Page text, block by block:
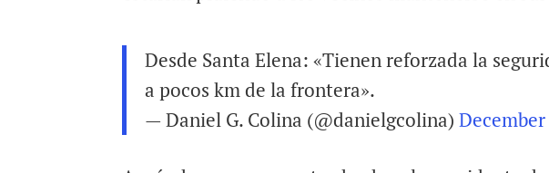
Desde Santa Elena: «Tienen reforzada la
a pocos km de la frontera».
— Daniel G. Colina (@danielgcolina)